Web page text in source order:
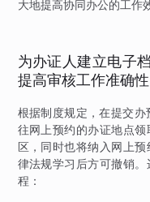
大地提高协同办公的工作
为办证人建立电子
提高审核工作准确性
根据制度规定，在提交
往网上预约的办证地点
区，同时也将纳入网上
律法规学习后方可撤销
程：